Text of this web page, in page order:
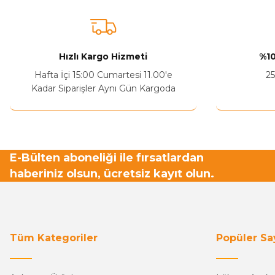
Hızlı Kargo Hizmeti
Hafta İçi 15:00 Cumartesi 11.00'e
Kadar Siparişler Aynı Gün Kargoda
E-Bülten aboneliği ile fırsatlardan
haberiniz olsun, ücretsiz kayıt olun.
Tüm Kategoriler Popüler